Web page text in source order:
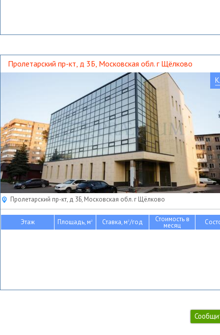
Пролетарский пр-кт, д 3Б, Московская обл. г Щёлково
Пролетарский пр-кт, д 3Б, Московская обл. г Щёлково
Этаж Площадь, м2 Ставка, м2/год Стоимость в
месяц